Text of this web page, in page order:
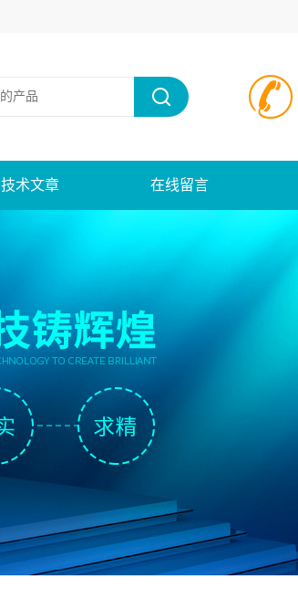
技术文章 在线留言